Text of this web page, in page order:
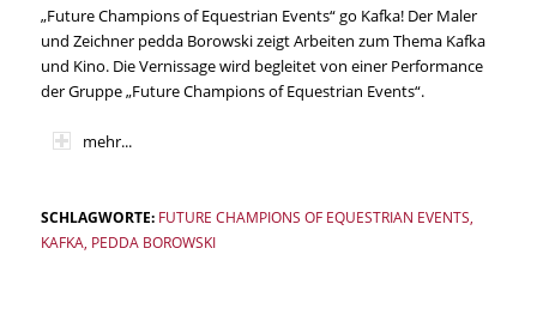
„Future Champions of Equestrian Events“ go Kafka! Der Maler
und Zeichner pedda Borowski zeigt Arbeiten zum Thema Kafka
und Kino. Die Vernissage wird begleitet von einer Performance
der Gruppe „Future Champions of Equestrian Events“.
mehr...
SCHLAGWORTE: FUTURE CHAMPIONS OF EQUESTRIAN EVENTS
KAFKA PEDDA BOROWSKI